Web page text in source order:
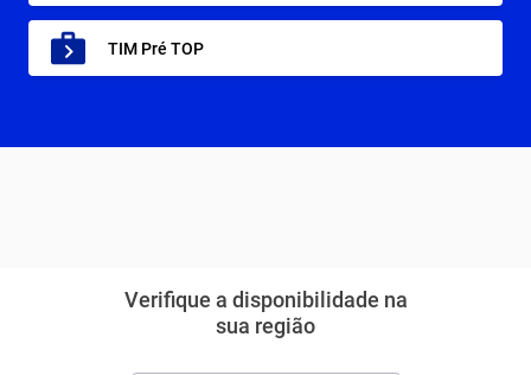
TIM Pré TOP
Verifique a disponibilidade na
sua região